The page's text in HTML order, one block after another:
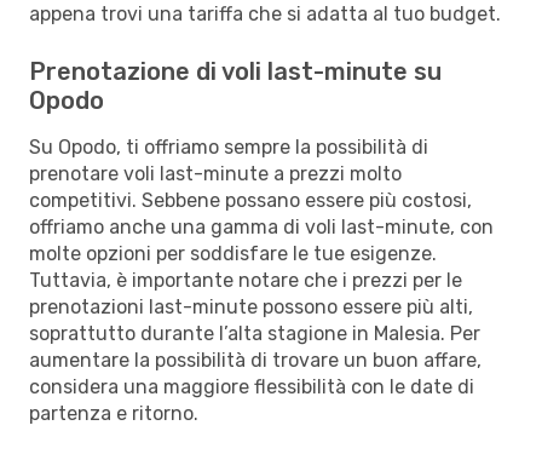
appena trovi una tariffa che si adatta al tuo budget.
Prenotazione di voli last-minute su
Opodo
Su Opodo, ti offriamo sempre la possibilità di
prenotare voli last-minute a prezzi molto
competitivi. Sebbene possano essere più costosi,
offriamo anche una gamma di voli last-minute, con
molte opzioni per soddisfare le tue esigenze.
Tuttavia, è importante notare che i prezzi per le
prenotazioni last-minute possono essere più alti,
soprattutto durante l’alta stagione in Malesia. Per
aumentare la possibilità di trovare un buon affare,
considera una maggiore flessibilità con le date di
partenza e ritorno.